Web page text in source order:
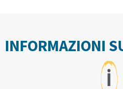
INFORMAZIONI
ℹ️